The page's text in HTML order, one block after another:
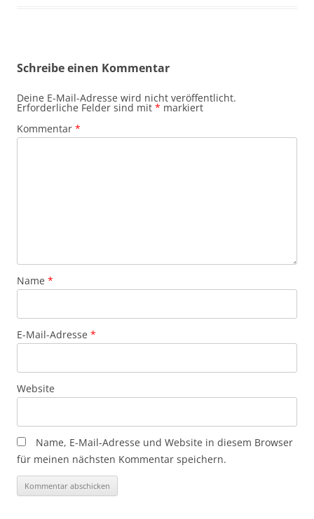
Schreibe einen Kommentar
Deine E-Mail-Adresse wird nicht veröffentlicht.
Erforderliche Felder sind mit * markiert
Kommentar *
Name *
E-Mail-Adresse *
Website
Name, E-Mail-Adresse und Website in diesem Browser
für meinen nächsten Kommentar speichern.